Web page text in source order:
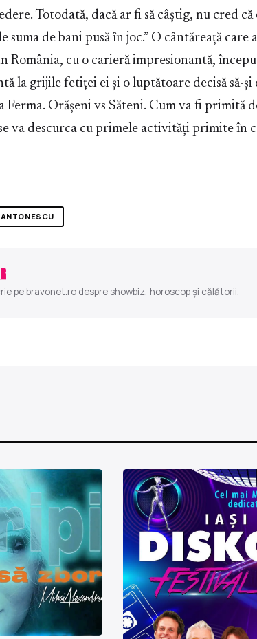
Totodată, dacă ar fi să câștig, nu cred că
suma de bani pusă în joc.” O cântăreață care
România, cu o carieră impresionantă,
la grijile fetiței ei și o luptătoare decisă să-și
Ferma. Orășeni vs Săteni. Cum va fi primită
va descurca cu primele activități primite în
pe bravonet.ro despre showbiz, horoscop și călătorii.